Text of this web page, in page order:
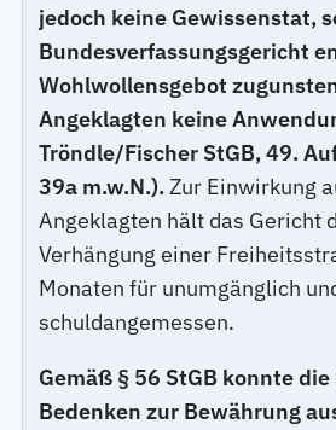
jedoch keine Gewissenstat,
Bundesverfassungsgericht
Wohlwollensgebot
Angeklagten keine
Tröndle/Fischer StGB, 49.
39a m.w.N.). Zur Einwirkung
Angeklagten hält das Gericht
Verhängung einer
Monaten für unumgänglich
schuldangemessen.
Gemäß § 56 StGB konnte
Bedenken zur Bewährung